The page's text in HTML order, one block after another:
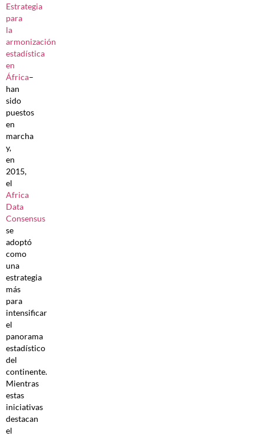
Estrategia
para
la
armonización
estadística
en
África–
han
sido
puestos
en
marcha
y,
en
2015,
el
Africa
Data
Consensus
se
adoptó
como
una
estrategia
más
para
intensificar
el
panorama
estadístico
del
continente.
Mientras
estas
iniciativas
destacan
el